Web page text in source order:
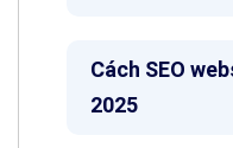
Cách SEO
2025